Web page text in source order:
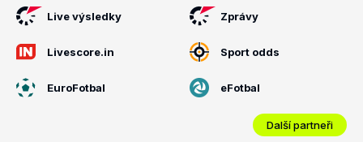
Live výsledky Zprávy
Livescore.in Sport odds
EuroFotbal eFotbal
Další partneři